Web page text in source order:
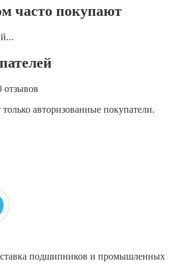
часто покупают
отзывов
авторизованные покупатели.
подшипников и промышленных